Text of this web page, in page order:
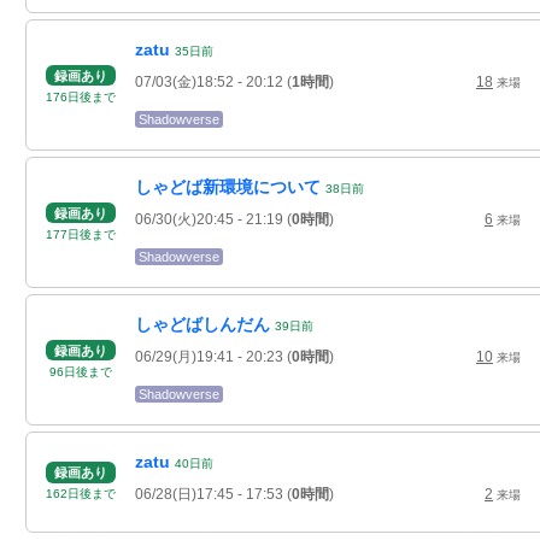
録画あり
176日後 まで
zatu 35日前
07/03(金)18:52 - 20:12 (1時間) 18 来場
Shadowverse
録画あり
177日後 まで
しゃどば新環境について 38日前
06/30(火)20:45 - 21:19 (0時間) 6 来場
Shadowverse
録画あり
96日後 まで
しゃどばしんだん 39日前
06/29(月)19:41 - 20:23 (0時間) 10 来場
Shadowverse
録画あり
162日後 まで
zatu 40日前
06/28(日)17:45 - 17:53 (0時間) 2 来場